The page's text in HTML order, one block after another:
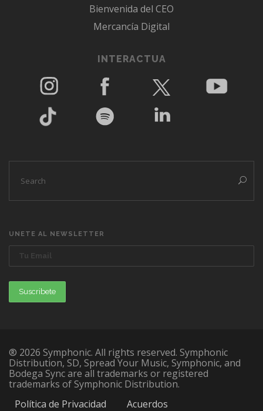
Bienvenida del CEO
Mercancía Digital
INTERACTUA
UNETE AL NEWSLETTER
® 2026 Symphonic. All rights reserved. Symphonic
Distribution, SD, Spread Your Music, Symphonic, and
Bodega Sync are all trademarks or registered
trademarks of Symphonic Distribution.
Política de Privacidad
Acuerdos